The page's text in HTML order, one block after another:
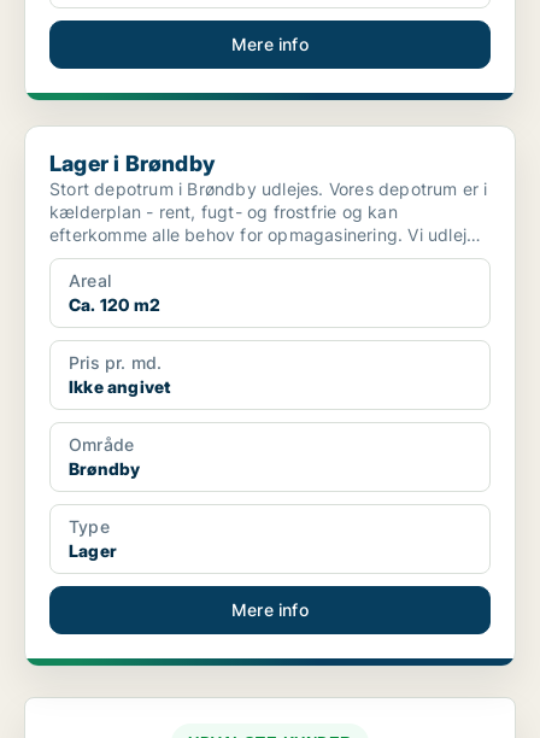
Mere info
Lager i Brøndby
Lager i Brøndby
Stort depotrum i Brøndby udlejes. Vores depotrum er i
kælderplan - rent, fugt- og frostfrie og kan
efterkomme alle behov for opmagasinering. Vi udlejer
til b...
Areal
Ca. 120 m2
Pris pr. md.
Ikke angivet
Område
Brøndby
Type
Lager
Mere info